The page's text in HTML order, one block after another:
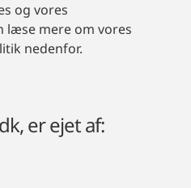
og vores
læse mere om vores
nedenfor.
er ejet af: